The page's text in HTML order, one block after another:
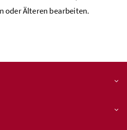
oder Älteren bearbeiten.